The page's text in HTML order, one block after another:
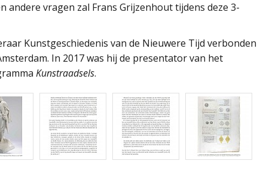
andere vragen zal Frans Grijzenhout tijdens deze 3-
Kunstgeschiedenis van de Nieuwere Tijd verbonden
In 2017 was hij de presentator van het
Kunstraadsels.